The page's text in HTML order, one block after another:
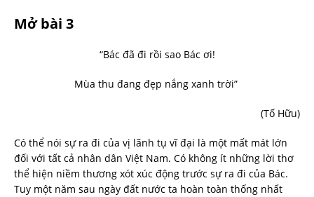
Mở bài 3
“Bác đã đi rồi sao Bác ơi!
Mùa thu đang đẹp nắng xanh trời”
(Tố Hữu)
Có thể nói sự ra đi của vị lãnh tụ vĩ đại là một mất mát lớn
đối với tất cả nhân dân Việt Nam. Có không ít những lời thơ
thể hiện niềm thương xót xúc động trước sự ra đi của Bác.
Tuy một năm sau ngày đất nước ta hoàn toàn thống nhất